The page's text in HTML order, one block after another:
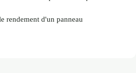
rendement d'un panneau